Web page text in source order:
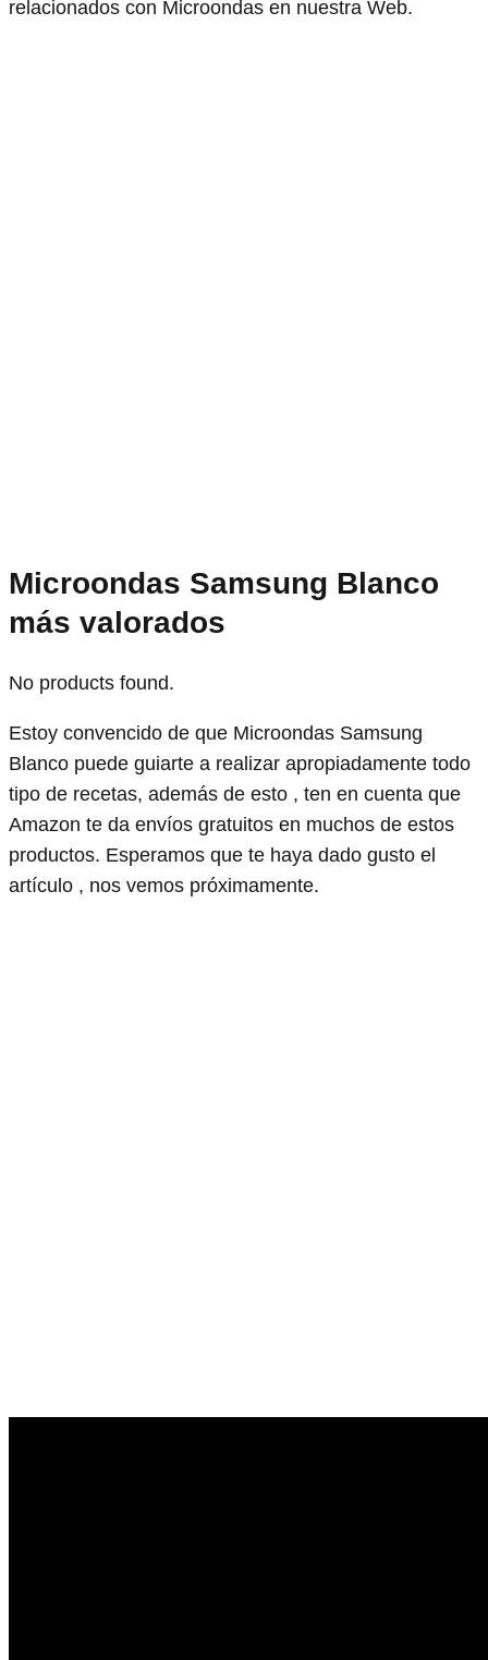
relacionados con Microondas en nuestra Web.
Microondas Samsung Blanco
más valorados
No products found.
Estoy convencido de que Microondas Samsung
Blanco puede guiarte a realizar apropiadamente todo
tipo de recetas, además de esto , ten en cuenta que
Amazon te da envíos gratuitos en muchos de estos
productos. Esperamos que te haya dado gusto el
artículo , nos vemos próximamente.